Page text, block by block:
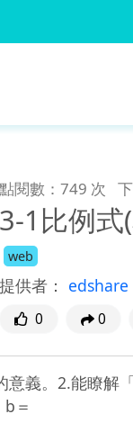
點閱數：749 次
3-1比例式
web
提供者： edshare
0 0
意義。2.能瞭
＝